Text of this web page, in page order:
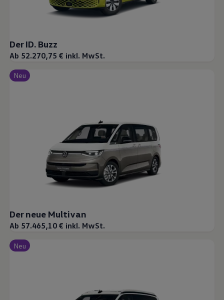
Der ID. Buzz
Ab 52.270,75 € inkl. MwSt.
Neu
Der neue Multivan
Ab 57.465,10 € inkl. MwSt.
Neu